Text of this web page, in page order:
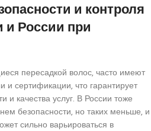
и контроля
и России при
пересадкой волос, часто имеют
и сертификации, что гарантирует
и качества услуг. В России тоже
безопасности, но таких меньше, и
сильно варьироваться в